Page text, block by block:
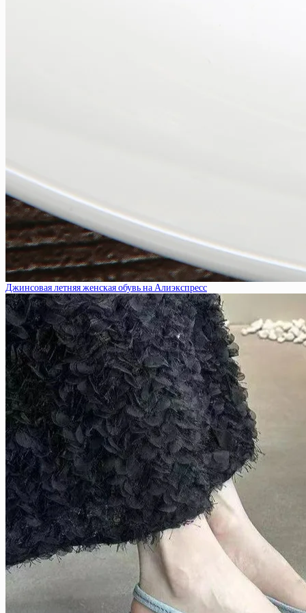
Джинсовая летняя женская обувь на Алиэкспресс